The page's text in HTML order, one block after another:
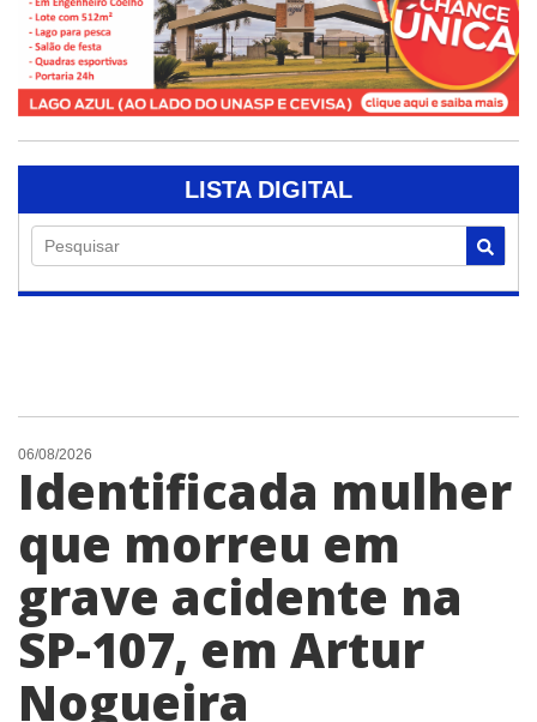
LISTA DIGITAL
Pesquisar
06/08/2026
Identificada mulher
que morreu em
grave acidente na
SP-107, em Artur
Nogueira